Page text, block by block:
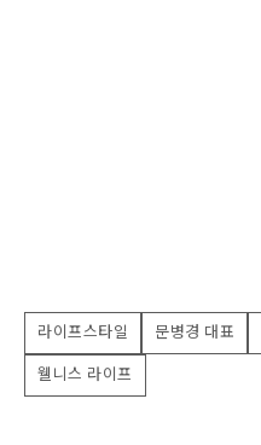
라이프스타일 문병경 대표
웰니스 라이프